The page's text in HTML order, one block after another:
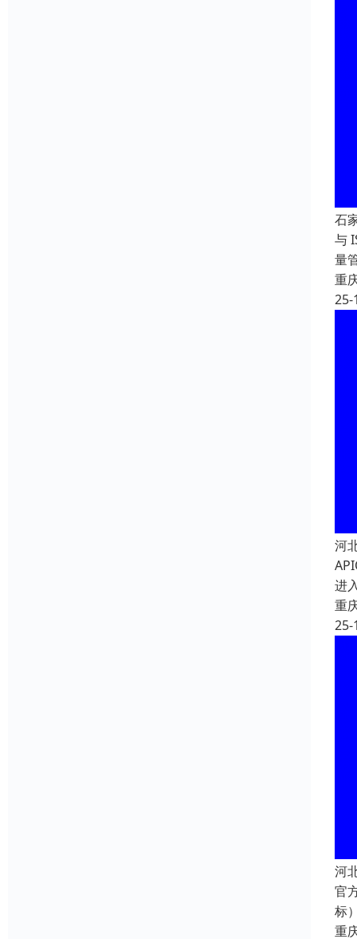
石
与
量
重
25-
河
进
重
25-
河
官
标
重